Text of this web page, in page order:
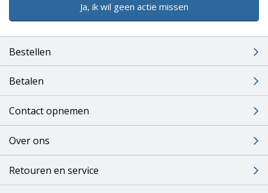
Ja, ik wil geen actie missen
Bestellen
Betalen
Contact opnemen
Over ons
Retouren en service